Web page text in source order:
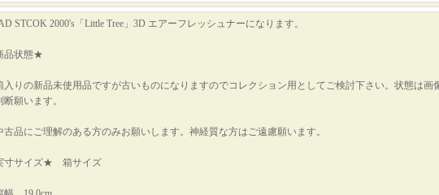
STCOK 2000's「Little Tree」3D エアーフレッシュナーになります。
品状態★
入りの新品未使用品ですが古いものになりますのでコレクション用としてご検討下さい。状態は画
断願います。
古品にご理解のある方のみお願いします。神経質な方はご遠慮願います。
寸サイズ★ 箱サイズ